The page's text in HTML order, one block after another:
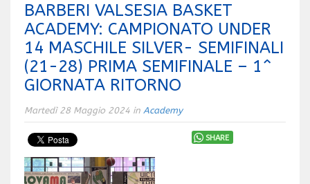
BARBERI VALSESIA BASKET
ACADEMY: CAMPIONATO UNDER
14 MASCHILE SILVER- SEMIFINALI
(21-28) PRIMA SEMIFINALE – 1^
GIORNATA RITORNO
Martedì 28 Maggio 2024 in Academy
SHARE